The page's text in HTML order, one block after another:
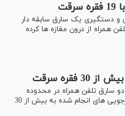
و دستگیری یک سارق سابقه دار
گوشی تلفن همراه از درون مغازه ها كرده
سرقت
سارق تلفن همراه در محدوده
بازار تهران خبر داد و گفت: این متهمان در بازجویی های انجام شده به بیش از 30